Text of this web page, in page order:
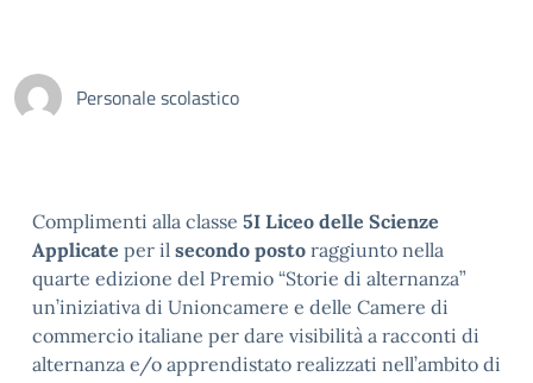
Personale scolastico
Complimenti alla classe 5I Liceo delle Scienze
Applicate per il secondo posto raggiunto nella
quarte edizione del Premio “Storie di alternanza”
un’iniziativa di Unioncamere e delle Camere di
commercio italiane per dare visibilità a racconti di
alternanza e/o apprendistato realizzati nell’ambito di